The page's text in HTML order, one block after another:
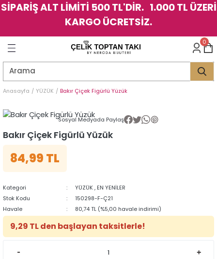
SİPARİŞ ALT LİMİTİ 500 TL'DİR. 1.000 TL ÜZERİ
KARGO ÜCRETSİZ.
Geri Dön
Geri Dön
Geri Dön
Geri Dön
Geri Dön
Geri Dön
0
Anasayfa YÜZÜK Bakır Çiçek Figürlü Yüzük
Sosyal Medyada Paylaş
Bakır Çiçek Figürlü Yüzük
84,99 TL
Kategori YÜZÜK , EN YENİLER
Stok Kodu
150298-F-Ç21
Havale
80,74 TL (%5,00 havale indirimi)
9,29 TL den başlayan taksitlerle!
Geri Dön
Geri Dön
Geri Dön
Geri Dön
Geri Dön
Geri Dön